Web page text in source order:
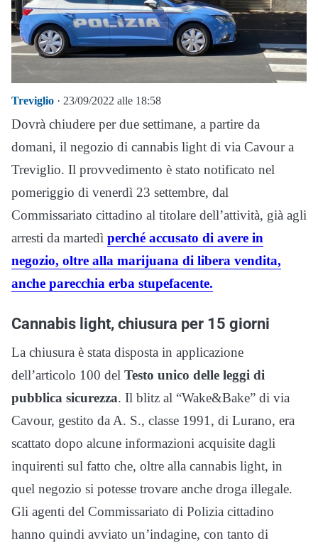
Treviglio · 23/09/2022 alle 18:58
Dovrà chiudere per due settimane, a partire da
domani, il negozio di cannabis light di via Cavour a
Treviglio. Il provvedimento è stato notificato nel
pomeriggio di venerdì 23 settembre, dal
Commissariato cittadino al titolare dell’attività, già agli
arresti da martedì perché accusato di avere in
negozio, oltre alla marijuana di libera vendita,
anche parecchia erba stupefacente.
Cannabis light, chiusura per 15 giorni
La chiusura è stata disposta in applicazione
dell’articolo 100 del Testo unico delle leggi di
pubblica sicurezza. Il blitz al “Wake&Bake” di via
Cavour, gestito da A. S., classe 1991, di Lurano, era
scattato dopo alcune informazioni acquisite dagli
inquirenti sul fatto che, oltre alla cannabis light, in
quel negozio si potesse trovare anche droga illegale.
Gli agenti del Commissariato di Polizia cittadino
hanno quindi avviato un’indagine, con tanto di